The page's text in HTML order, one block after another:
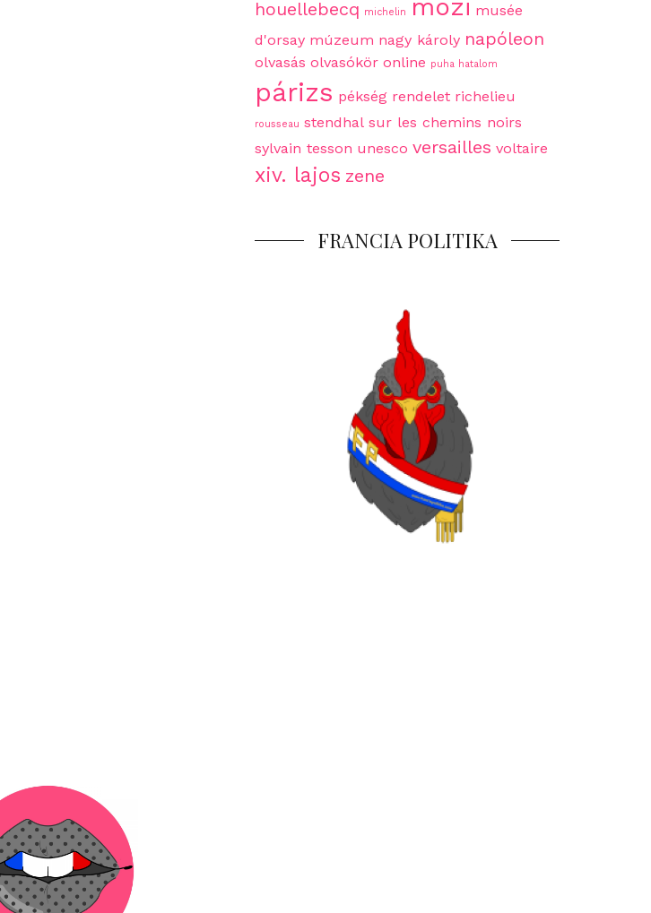
houellebecq michelin mozi musée
d'orsay múzeum nagy károly napóleon
olvasás olvasókör online puha hatalom
párizs pékség rendelet richelieu
rousseau stendhal sur les chemins noirs
sylvain tesson unesco versailles voltaire
xiv. lajos zene
FRANCIA POLITIKA